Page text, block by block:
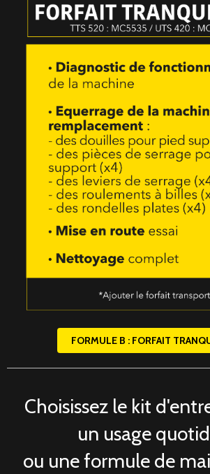
FORMULE B : FORFAIT
Choisissez le kit
un usage
ou une formule de